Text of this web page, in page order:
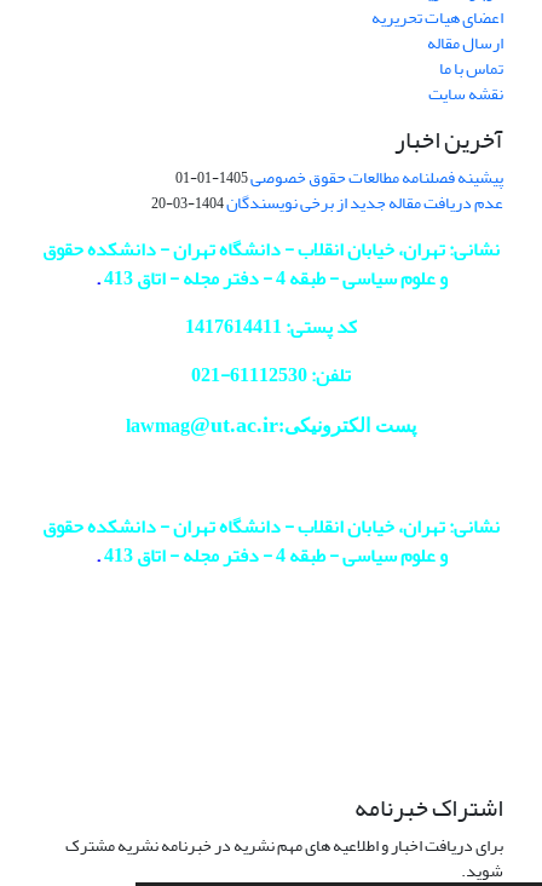
اعضای هیات تحریریه
ارسال مقاله
تماس با ما
نقشه سایت
آخرین اخبار
پیشینه فصلنامه مطالعات حقوق خصوصی1405-01-01
عدم دریافت مقاله جدید از برخی نویسندگان1404-03-20
نشانی: تهران، خیابان انقلاب - دانشگاه تهران - دانشکده حقوق
و علوم سیاسی - طبقه 4 - دفتر مجله - اتاق 413
.
کد پستی: 1417614411
تلفن: 61112530-
021
پست الکترونیکی:lawmag@ut.ac.ir
نشانی: تهران، خیابان انقلاب - دانشگاه تهران - دانشکده حقوق
و علوم سیاسی - طبقه 4 - دفتر مجله - اتاق 413
.
اشتراک خبرنامه
برای دریافت اخبار و اطلاعیه های مهم نشریه در خبرنامه نشریه مشترک
شوید.